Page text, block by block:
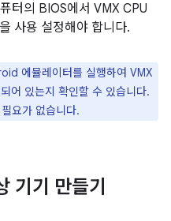
터의 BIOS에서 VMX CPU
사용 설정해야 합니다.
에뮬레이터를 실행하여 VMX
어 있는지 확인할 수 있습니다.
요가 없습니다.
기 만들기